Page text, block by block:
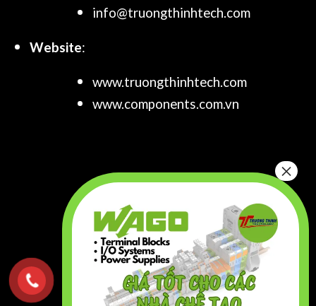
info@truongthinhtech.com
Website:
www.truongthinhtech.com
www.components.com.vn